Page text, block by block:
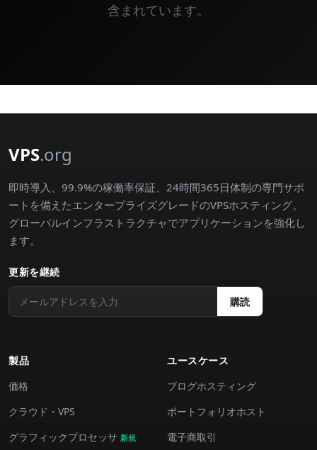
含まれています。
VPS.org
即時導入、99.9%の稼働率保証、24時間365日体制の専門サポ
ートを備えたエンタープライズグレードのVPSホスティング。
グローバルインフラストラクチャでアプリケーションを強化し
ます。
更新を継続
購読
製品
価格
クラウド・VPS
グラフィックプロセッサ 新規
ユースケース
ブログホスティング
ポートフォリオホスト
電子商取引